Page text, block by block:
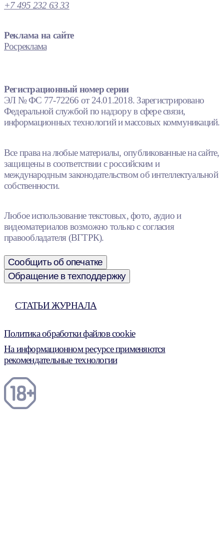
+7 495 232 63 33
Реклама на сайте
Росреклама
Регистрационный номер серии
ЭЛ № ФС 77-72266 от 24.01.2018. Зарегистрировано
Федеральной службой по надзору в сфере связи,
информационных технологий и массовых коммуникаций.
Все права на любые материалы, опубликованные на сайте,
защищены в соответствии с российским и
международным законодательством об интеллектуальной
собственности.
Любое использование текстовых, фото, аудио и
видеоматериалов возможно только с согласия
правообладателя (ВГТРК).
Сообщить об опечатке
Обращение в техподдержку
СТАТЬИ ЖУРНАЛА
Политика обработки файлов cookie
На информационном ресурсе применяются
рекомендательные технологии